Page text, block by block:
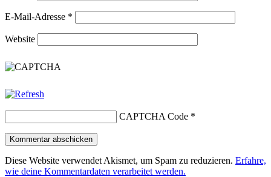
E-Mail-Adresse *
Website
CAPTCHA Code *
Diese Website verwendet Akismet, um Spam zu reduzieren. Erfahre,
wie deine Kommentardaten verarbeitet werden.